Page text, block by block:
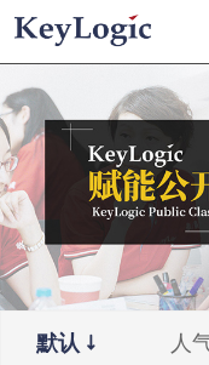
默认 人